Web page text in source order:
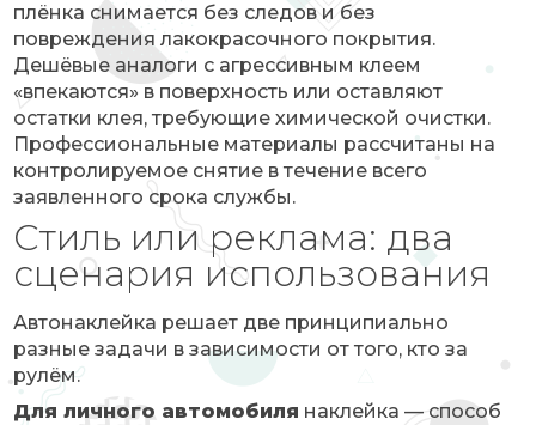
плёнка снимается без следов и без
повреждения лакокрасочного покрытия.
Дешёвые аналоги с агрессивным клеем
«впекаются» в поверхность или оставляют
остатки клея, требующие химической очистки.
Профессиональные материалы рассчитаны на
контролируемое снятие в течение всего
заявленного срока службы.
Стиль или реклама: два
сценария использования
Автонаклейка решает две принципиально
разные задачи в зависимости от того, кто за
рулём.
Для личного автомобиля наклейка — способ